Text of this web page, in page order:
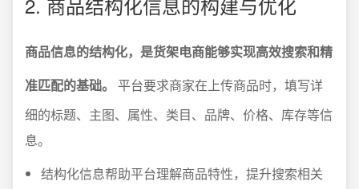
商品信息的结构化，是货架电商能够实现高效搜索和精
准匹配的基础。
平台要求商家在上传商品时，填写详
细的标题、主图、属性、类目、品牌、价格、库存等信
息。
结构化信息帮助平台理解商品特性，提升搜索相关